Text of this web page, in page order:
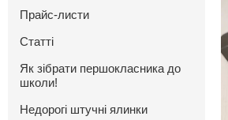
Прайс-листи
Статті
Як зібрати першокласника до
школи!
Недорогі штучні ялинки